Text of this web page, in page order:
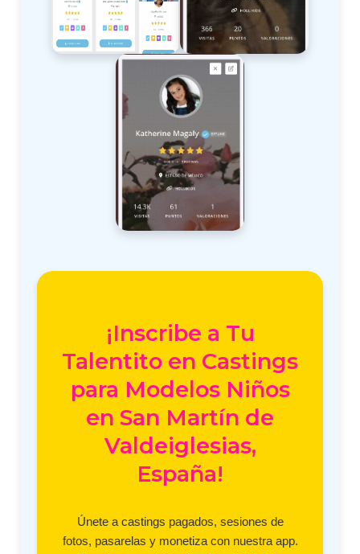
¡Inscribe a Tu
Talentito en Castings
para Modelos Niños
en San Martín de
Valdeiglesias,
España!
Únete a castings pagados, sesiones de
fotos, pasarelas y monetiza con nuestra app.